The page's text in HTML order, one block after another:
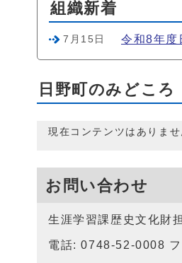
組織新着
7月15日 令和8年度
日野町のみどこ
現在コンテンツはありませ
お問い合わせ
生涯学習課歴史文化財
電話: 0748-52-0008